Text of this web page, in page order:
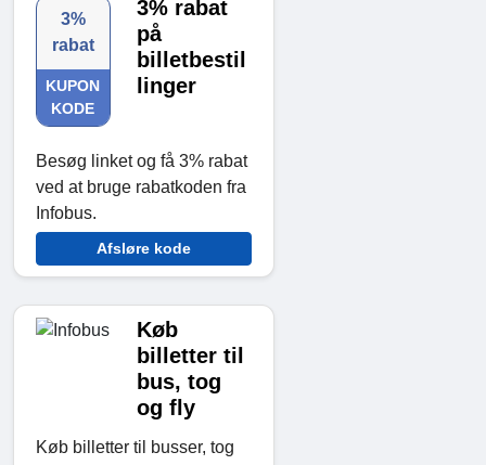
3%
rabat
KUPON
KODE
3% rabat
på
billetbestil
linger
Besøg linket og få 3% rabat
ved at bruge rabatkoden fra
Infobus.
Afsløre kode
Køb
billetter til
bus, tog
og fly
Køb billetter til busser, tog